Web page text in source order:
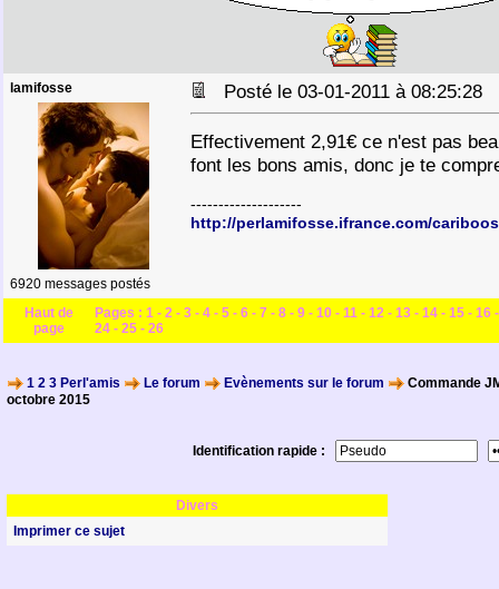
lamifosse
6920 messages postés
Posté le 03-01-2011 à 08:25:28
Effectivement 2,91€ ce n'est pas
font les bons amis, donc je te
--------------------
http://perlamifosse.ifrance.com/
Haut de
page
Pages : 1 - 2 - 3 - 4 - 5 - 6 - 7 - 8 - 9 - 10 - 11 - 12 - 13 - 14 - 15 - 16
24 - 25 - 26
1 2 3 Perl'amis Le forum Evènements sur le forum
Commande
octobre 2015
Identification rapide :
Divers
Imprimer ce sujet